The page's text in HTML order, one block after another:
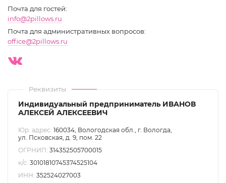
Почта для гостей:
info@2pillows.ru
Почта для административных вопросов:
office@2pillows.ru
Реквизиты
Индивидуальный предприниматель ИВАНОВ
АЛЕКСЕЙ АЛЕКСЕЕВИЧ
Юр. адрес: 160034, Вологодская обл., г. Вологда,
ул. Псковская, д. 9, пом. 22
ОГРНИП: 314352505700015
к/с: 30101810745374525104
ИНН: 352524027003